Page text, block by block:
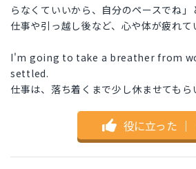
らなくていいから、自分のペースでね」
仕事や引っ越し後など、心や体が疲れて
I'm going to take a breather from
settled.
仕事は、落ち着くまで少し休ませてもら
役に立った ｜